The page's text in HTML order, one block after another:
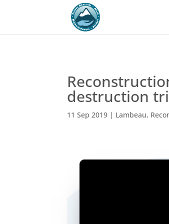
destruction
11 Sep 2019 | Lambeau,